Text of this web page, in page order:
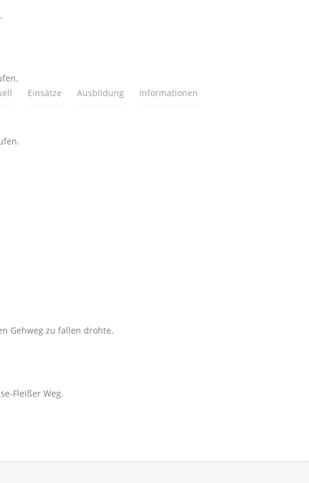
Einsätze Ausbildung Informationen
Gehweg zu fallen drohte.
Fleißer Weg.